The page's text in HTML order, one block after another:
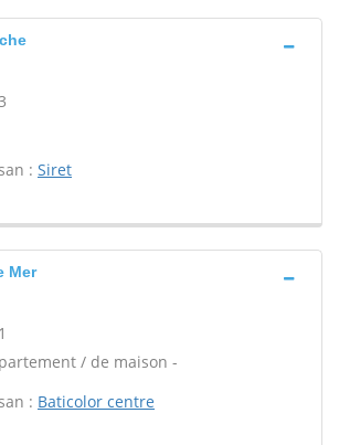
: Siret
Mer
/ de maison -
: Baticolor centre